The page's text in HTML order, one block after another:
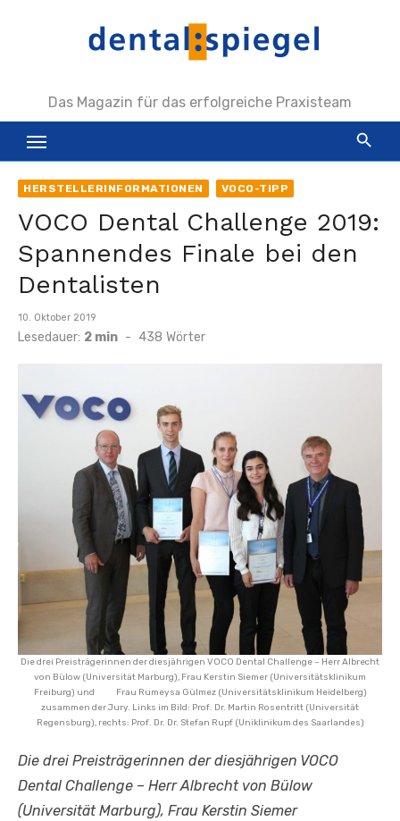
Das Magazin für das erfolgreiche Praxisteam
HERSTELLERINFORMATIONEN VOCO-TIPP
VOCO Dental Challenge 2019:
Spannendes Finale bei den
Dentalisten
Veröffentlicht
am
10. Oktober 2019
Lesedauer: 2 min - 438 Wörter
Die drei Preisträgerinnen der diesjährigen VOCO Dental Challenge – Herr Albrecht
von Bülow (Universität Marburg), Frau Kerstin Siemer (Universitätsklinikum
Freiburg) und Frau Rumeysa Gülmez (Universitätsklinikum Heidelberg)
zusammen der Jury. Links im Bild: Prof. Dr. Martin Rosentritt (Universität
Regensburg), rechts: Prof. Dr. Dr. Stefan Rupf (Uniklinikum des Saarlandes)
Die drei Preisträgerinnen der diesjährigen VOCO
Dental Challenge – Herr Albrecht von Bülow
(Universität Marburg), Frau Kerstin Siemer